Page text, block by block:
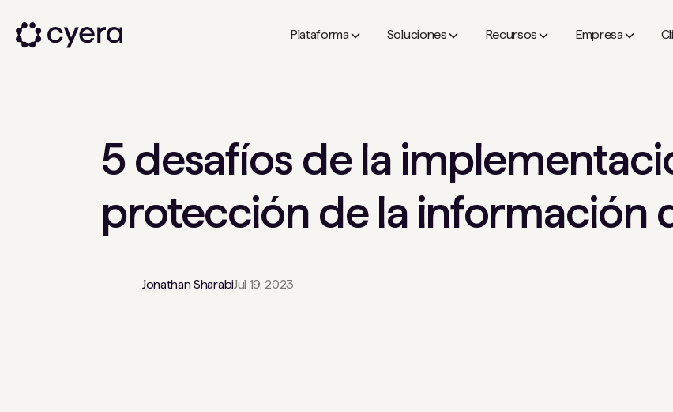
Plataforma Soluciones Recursos Empresa
5 desafíos de la
protección de la información
Jonathan SharabiJul 19, 2023